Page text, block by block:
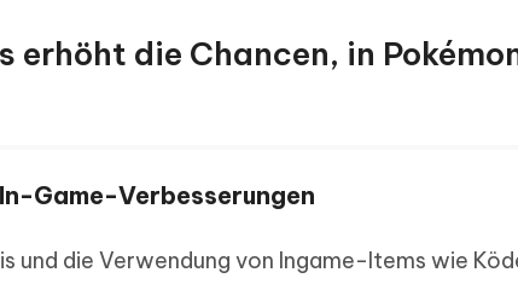
erhöht die Chancen, in
Game-Verbesserungen
und die Verwendung von Ingame-Items wie